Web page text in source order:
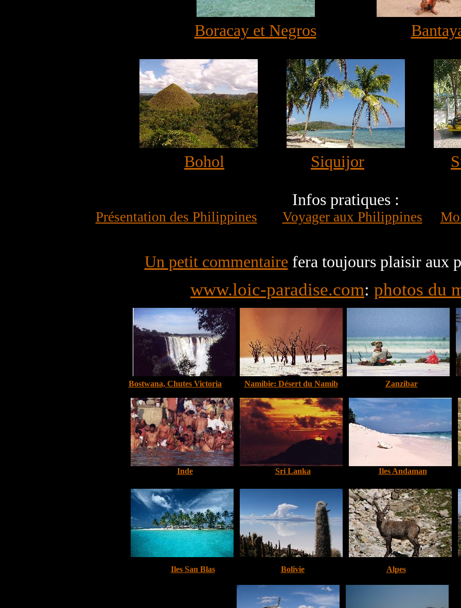
Boracay et Negros
Bohol Siquijor
Infos pratiques :
Présentation des Philippines Voyager aux Philippines
Un petit commentaire fera toujours plaisir aux
www.loic-paradise.com: photos du
Bostwana, Chutes Victoria Namibie: Désert du Namib Zanzibar
Inde Sri Lanka Iles Andaman
Iles San Blas Bolivie Alpes